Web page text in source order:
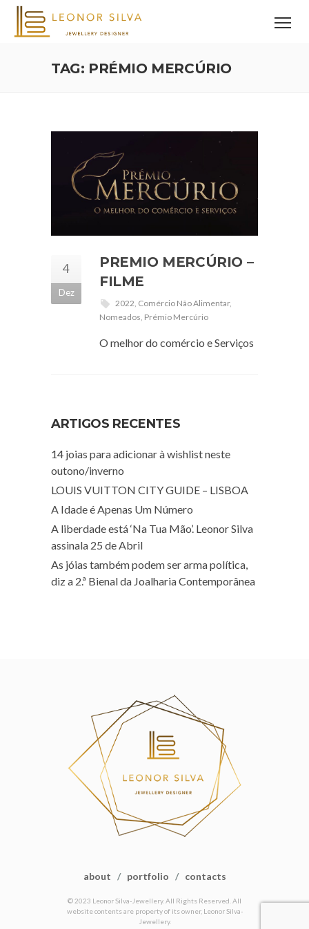
TAG: PRÉMIO MERCÚRIO
4
Dez
PREMIO MERCÚRIO –
FILME
2022, Comércio Não Alimentar,
Nomeados, Prémio Mercúrio
O melhor do comércio e Serviços
ARTIGOS RECENTES
14 joias para adicionar à wishlist neste
outono/inverno
LOUIS VUITTON CITY GUIDE – LISBOA
A Idade é Apenas Um Número
A liberdade está ‘Na Tua Mão’. Leonor Silva
assinala 25 de Abril
As jóias também podem ser arma política,
diz a 2.ª Bienal da Joalharia Contemporânea
about / portfolio / contacts
© 2023 Leonor Silva-Jewellery. All Rights Reserved. All
website contents are property of its owner, Leonor Silva-
Jewellery.